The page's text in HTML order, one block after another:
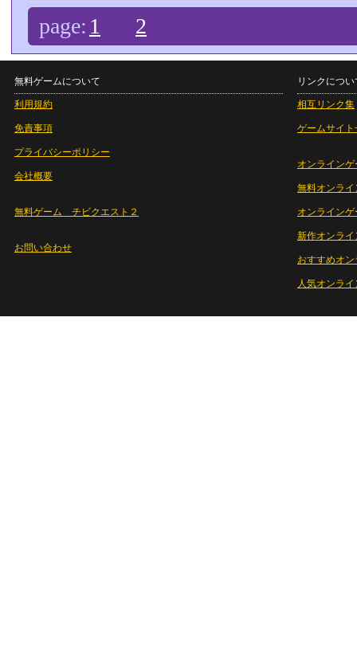
page: 1 2
無料ゲームについて
利用規約
免責事項
プライバシーポリシー
会社概要
無料ゲーム チビクエスト２
お問い合わせ
リンクについ
相互リンク集
ゲームサイト
オンラインゲ
無料オンライ
オンライン
新作オンライ
おすすめオ
人気オンラ